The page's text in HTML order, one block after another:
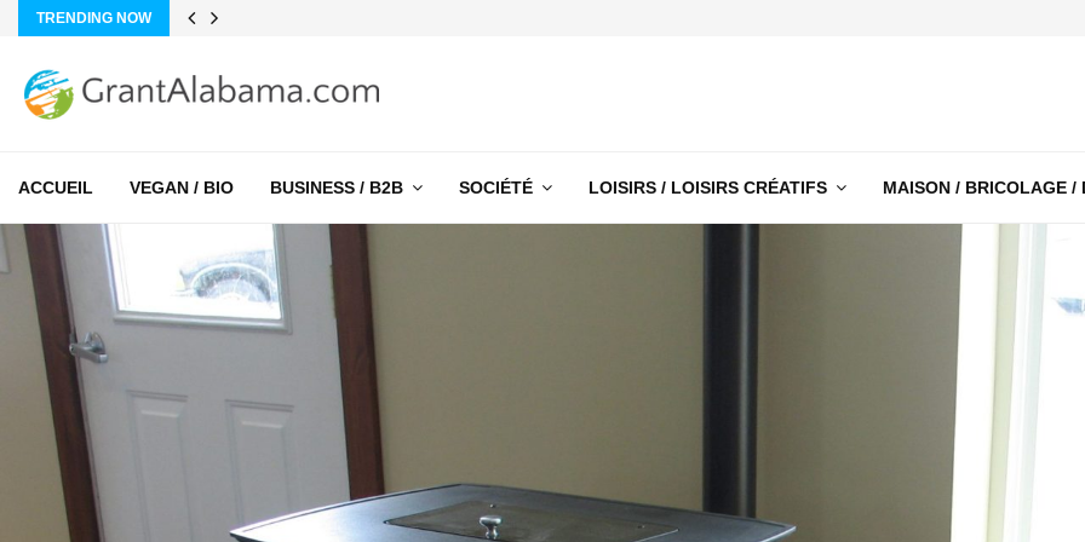
TRENDING NOW
ACCUEIL VEGAN / BIO BUSINESS / B2B SOCIÉTÉ LOISIRS / LOISIRS CRÉATIFS MAISON / BRICOLAGE /